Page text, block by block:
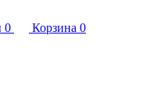
0 Корзина 0